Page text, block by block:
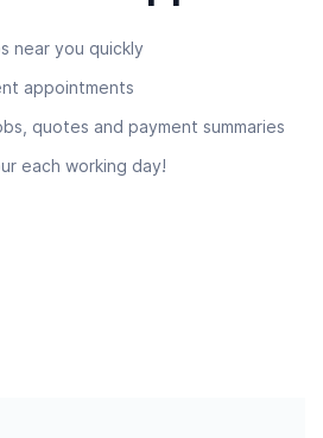
near you quickly
appointments
quotes and payment summaries
each working day!